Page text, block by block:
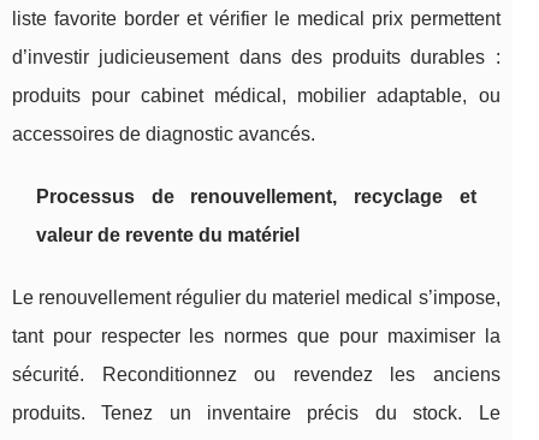
liste favorite border et vérifier le medical prix permettent
d’investir judicieusement dans des produits durables :
produits pour cabinet médical, mobilier adaptable, ou
accessoires de diagnostic avancés.
Processus de renouvellement, recyclage et
valeur de revente du matériel
Le renouvellement régulier du materiel medical s’impose,
tant pour respecter les normes que pour maximiser la
sécurité. Reconditionnez ou revendez les anciens
produits. Tenez un inventaire précis du stock. Le